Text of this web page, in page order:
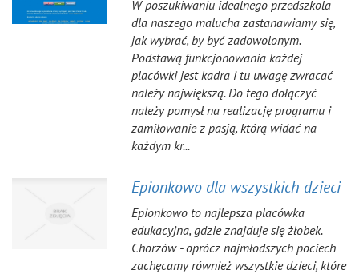
W poszukiwaniu idealnego przedszkola
dla naszego malucha zastanawiamy się,
jak wybrać, by być zadowolonym.
Podstawą funkcjonowania każdej
placówki jest kadra i tu uwagę zwracać
należy największą. Do tego dołączyć
należy pomysł na realizację programu i
zamiłowanie z pasją, którą widać na
każdym kr...
Epionkowo dla wszystkich dzieci
Epionkowo to najlepsza placówka
edukacyjna, gdzie znajduje się żłobek.
Chorzów - oprócz najmłodszych pociech
zachęcamy również wszystkie dzieci, które